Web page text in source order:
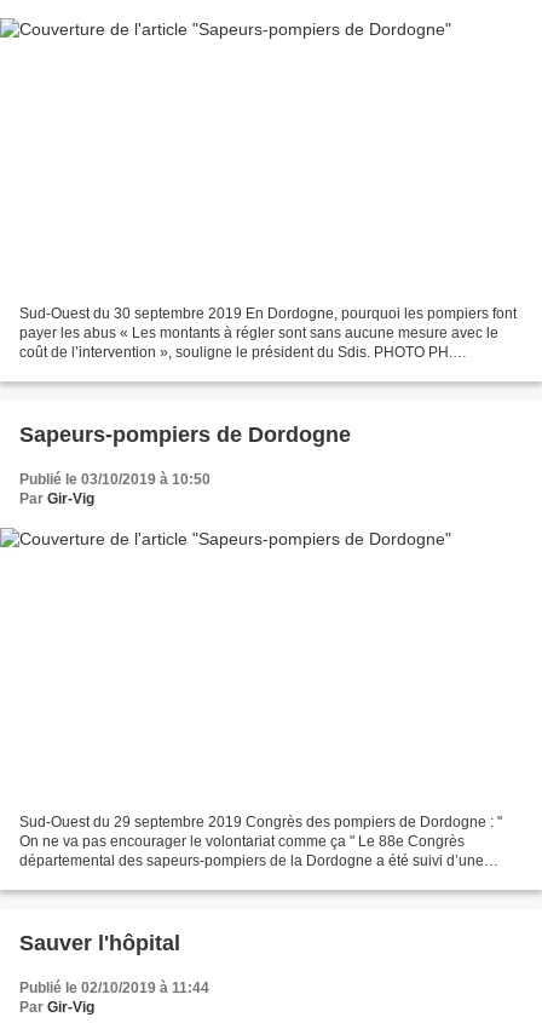
Sud-Ouest du 30 septembre 2019 En Dordogne, pourquoi les pompiers font
payer les abus « Les montants à régler sont sans aucune mesure avec le
coût de l’intervention », souligne le président du Sdis. PHOTO PH.
Sapeurs-pompiers de Dordogne
Publié le 03/10/2019 à 10:50
Par Gir-Vig
Sud-Ouest du 29 septembre 2019 Congrès des pompiers de Dordogne : "
On ne va pas encourager le volontariat comme ça " Le 88e Congrès
départemental des sapeurs-pompiers de la Dordogne a été suivi d’une
Sauver l'hôpital
Publié le 02/10/2019 à 11:44
Par Gir-Vig